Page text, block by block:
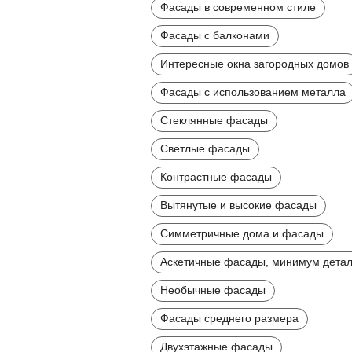
Фасады в современном стиле
Фасады с балконами
Интересные окна загородных домов
Фасады с использованием металла
Стеклянные фасады
Светлые фасады
Контрастные фасады
Вытянутые и высокие фасады
Симметричные дома и фасады
Аскетичные фасады, минимум
Необычные фасады
Фасады среднего размера
Двухэтажные фасады